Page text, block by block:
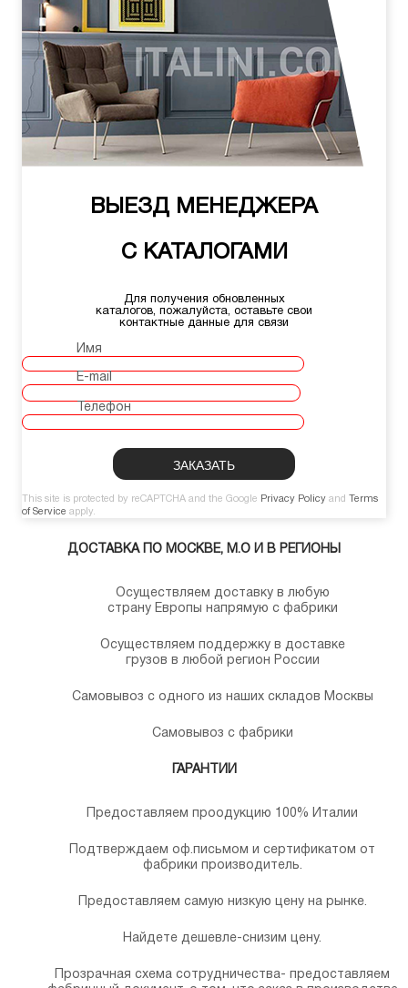
ВЫЕЗД МЕНЕДЖЕРА
С КАТАЛОГАМИ
Для получения обновленных
каталогов, пожалуйста, оставьте свои
контактные данные для связи
Имя
E-mail
Телефон
This site is protected by reCAPTCHA and the Google Privacy Policy and
Terms
of Service apply.
ДОСТАВКА ПО МОСКВЕ, М.О И В РЕГИОНЫ
Осуществляем доставку в любую
страну Европы напрямую с фабрики
Осуществляем поддержку в доставке
грузов в любой регион России
Самовывоз с одного из наших складов Москвы
Самовывоз с фабрики
ГАРАНТИИ
Предоставляем проодукцию 100% Италии
Подтверждаем оф.письмом и сертификатом от
фабрики производитель.
Предоставляем самую низкую цену на рынке.
Найдете дешевле-снизим цену.
Прозрачная схема сотрудничества- предоставляем